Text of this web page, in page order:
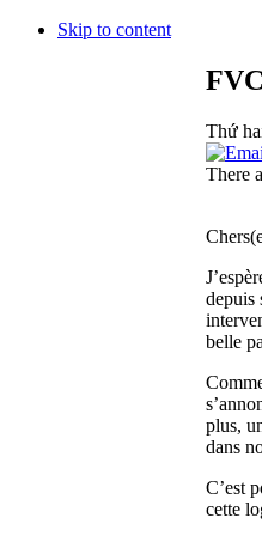
Skip to content
Thứ
There
depuis
belle
plus,
dans
C’est
cette